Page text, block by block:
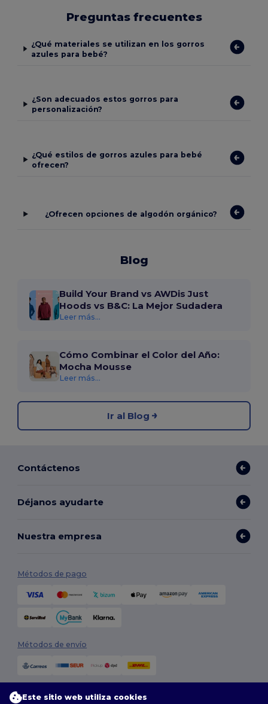
Preguntas frecuentes
¿Qué materiales se utilizan en los gorros
azules para bebé?
¿Son adecuados estos gorros para
personalización?
¿Qué estilos de gorros azules para bebé
ofrecen?
¿Ofrecen opciones de algodón orgánico?
Blog
Build Your Brand vs AWDis Just
Hoods vs B&C: La Mejor Sudadera
Leer más...
Cómo Combinar el Color del Año:
Mocha Mousse
Leer más...
Ir al Blog
Contáctenos
Déjanos ayudarte
Nuestra empresa
Métodos de pago
Métodos de envío
Este sitio web utiliza cookies